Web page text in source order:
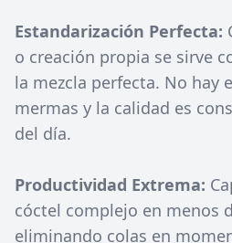
Estandarización Perfecta:
o creación propia se sirve
la mezcla perfecta. No hay
mermas y la calidad es
del día.
Productividad Extrema:
cóctel complejo en menos
eliminando colas en